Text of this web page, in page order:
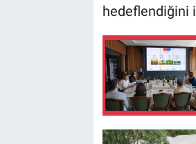
hedeflendiğini